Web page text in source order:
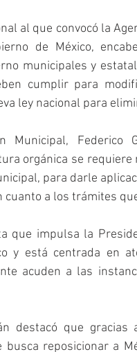
al que convocó la
de México,
municipales y
cumplir para
ley nacional para
Municipal, Federico
orgánica se requiere
para darle
cuanto a los trámites
que impulsa la
y está centrada en
acuden a las
destacó que
busca reposicionar a